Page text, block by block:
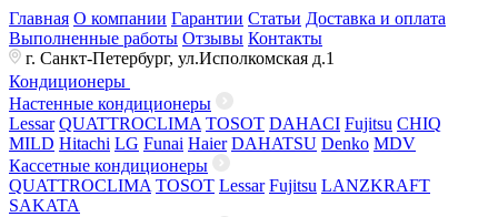
Главная О компании Гарантии Статьи Доставка и оплата
Выполненные работы Отзывы Контакты
г. Санкт-Петербург, ул.Исполкомская д.1
Кондиционеры
Настенные кондиционеры
Lessar QUATTROCLIMA TOSOT DAHACI Fujitsu CHIQ
MILD Hitachi LG Funai Haier DAHATSU Denko MDV
Кассетные кондиционеры
QUATTROCLIMA TOSOT Lessar Fujitsu LANZKRAFT
SAKATA